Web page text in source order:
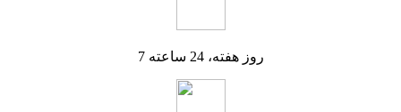
7 روز هفته، 24 ساعته